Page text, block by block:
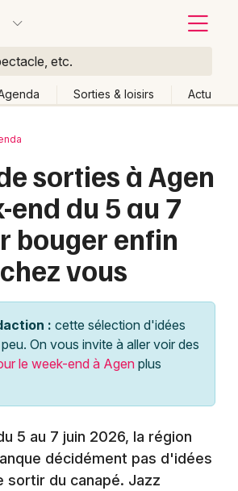
etc.
Sorties & loisirs Actu
sorties à Agen
end du 5 au 7
bouger enfin
vous
: cette sélection d'idées
On vous invite à aller voir des
le week-end à Agen plus
5 au 7 juin 2026, la région
décidément pas d'idées
sortir du canapé. Jazz
Changer de lieu
Effacer les dates
Ce week-end Autre